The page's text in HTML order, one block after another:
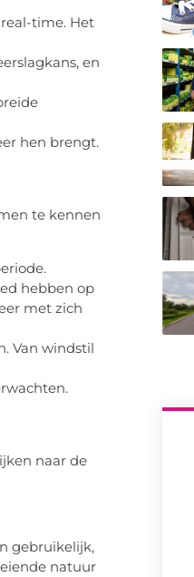
time. Het
en
hen brengt.
te kennen
hebben op
met zich
Van windstil
naar de
gebruikelijk,
natuur